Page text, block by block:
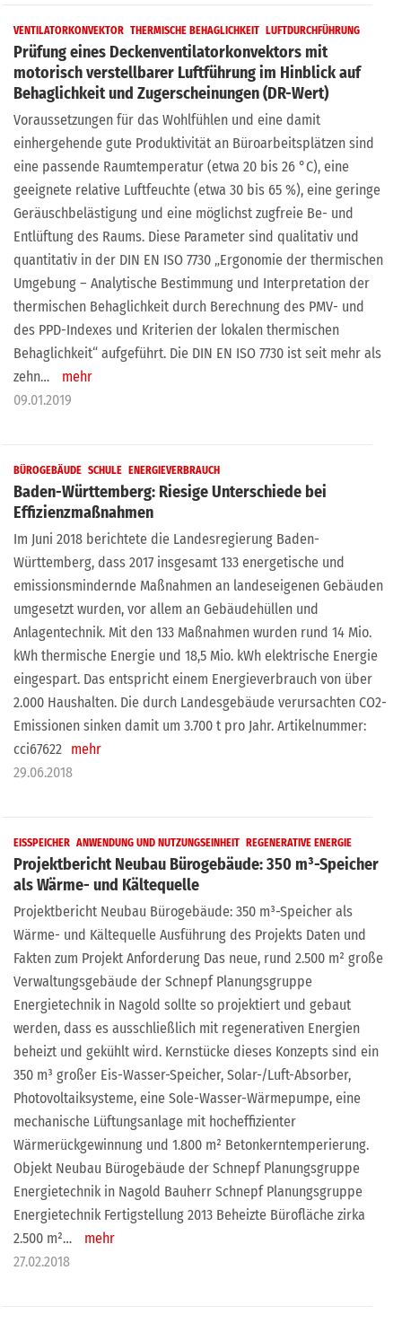
VENTILATORKONVEKTOR THERMISCHE BEHAGLICHKEIT LUFTDURCHFÜHRUNG
Prüfung eines Deckenventilatorkonvektors mit
motorisch verstellbarer Luftführung im Hinblick auf
Behaglichkeit und Zugerscheinungen (DR-Wert)
Voraussetzungen für das Wohlfühlen und eine damit
einhergehende gute Produktivität an Büroarbeitsplätzen sind
eine passende Raumtemperatur (etwa 20 bis 26 °C), eine
geeignete relative Luftfeuchte (etwa 30 bis 65 %), eine geringe
Geräuschbelästigung und eine möglichst zugfreie Be- und
Entlüftung des Raums. Diese Parameter sind qualitativ und
quantitativ in der DIN EN ISO 7730 „Ergonomie der thermischen
Umgebung – Analytische Bestimmung und Interpretation der
thermischen Behaglichkeit durch Berechnung des PMV- und
des PPD-Indexes und Kriterien der lokalen thermischen
Behaglichkeit“ aufgeführt. Die DIN EN ISO 7730 ist seit mehr als
zehn…
mehr
09.01.2019
BÜROGEBÄUDE SCHULE ENERGIEVERBRAUCH
Baden-Württemberg: Riesige Unterschiede bei
Effizienzmaßnahmen
Im Juni 2018 berichtete die Landesregierung Baden-
Württemberg, dass 2017 insgesamt 133 energetische und
emissionsmindernde Maßnahmen an landeseigenen Gebäuden
umgesetzt wurden, vor allem an Gebäudehüllen und
Anlagentechnik. Mit den 133 Maßnahmen wurden rund 14 Mio.
kWh thermische Energie und 18,5 Mio. kWh elektrische Energie
eingespart. Das entspricht einem Energieverbrauch von über
2.000 Haushalten. Die durch Landesgebäude verursachten CO2-
Emissionen sinken damit um 3.700 t pro Jahr. Artikelnummer:
cci67622 mehr
29.06.2018
EISSPEICHER ANWENDUNG UND NUTZUNGSEINHEIT REGENERATIVE ENERGIE
Projektbericht Neubau Bürogebäude: 350 m³-Speicher
als Wärme- und Kältequelle
Projektbericht Neubau Bürogebäude: 350 m³-Speicher als
Wärme- und Kältequelle Ausführung des Projekts Daten und
Fakten zum Projekt Anforderung Das neue, rund 2.500 m² große
Verwaltungsgebäude der Schnepf Planungsgruppe
Energietechnik in Nagold sollte so projektiert und gebaut
werden, dass es ausschließlich mit regenerativen Energien
beheizt und gekühlt wird. Kernstücke dieses Konzepts sind ein
350 m³ großer Eis-Wasser-Speicher, Solar-/Luft-Absorber,
Photovoltaiksysteme, eine Sole-Wasser-Wärmepumpe, eine
mechanische Lüftungsanlage mit hocheffizienter
Wärmerückgewinnung und 1.800 m² Betonkerntemperierung.
Objekt Neubau Bürogebäude der Schnepf Planungsgruppe
Energietechnik in Nagold Bauherr Schnepf Planungsgruppe
Energietechnik Fertigstellung 2013 Beheizte Bürofläche zirka
2.500 m²…
mehr
27.02.2018